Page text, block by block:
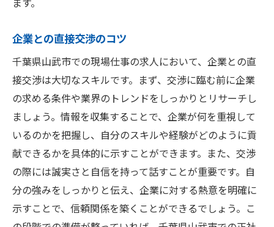
企業との直接交渉のコツ
千葉県山武市での現場仕事の求人において、企業との直
接交渉は大切なスキルです。まず、交渉に臨む前に企業
の求める条件や業界のトレンドをしっかりとリサーチし
ましょう。情報を収集することで、企業が何を重視して
いるのかを把握し、自分のスキルや経験がどのように貢
献できるかを具体的に示すことができます。また、交渉
の際には誠実さと自信を持って話すことが重要です。自
分の強みをしっかりと伝え、企業に対する熱意を明確に
示すことで、信頼関係を築くことができるでしょう。こ